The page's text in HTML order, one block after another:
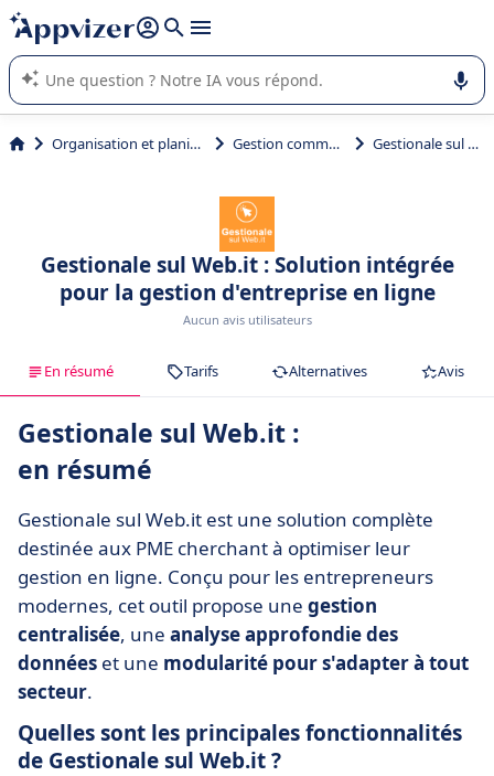
répondre (plusieurs lignes avec
L'IA de Appvizer vous guide dans l'utilisation ou la sélection de
logiciel SaaS en entreprise.
Organisation et planification Gestion commerciale Gestionale sul Web.it
Gestionale sul Web.it : Solution intégrée
pour la gestion d'entreprise en ligne
Aucun avis utilisateurs
En résumé Tarifs Alternatives Avis
Gestionale sul Web.it :
en résumé
Gestionale sul Web.it est une solution complète
destinée aux PME cherchant à optimiser leur
gestion en ligne. Conçu pour les entrepreneurs
modernes, cet outil propose une gestion
centralisée, une analyse approfondie des
données et une modularité pour s'adapter à tout
secteur.
Quelles sont les principales fonctionnalités
de Gestionale sul Web.it ?